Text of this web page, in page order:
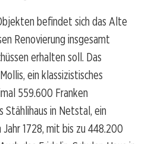
befindet sich das Alte
Renovierung insgesamt
erhalten soll. Das
ein klassizistisches
559.600 Franken
in Netstal, ein
1728, mit bis zu 448.200